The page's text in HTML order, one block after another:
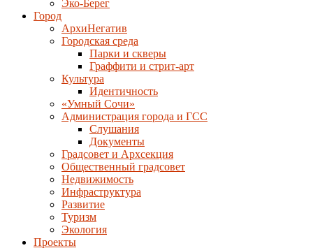
Эко-Берег
Город
АрхиНегатив
Городская среда
Парки и скверы
Граффити и стрит-арт
Культура
Идентичность
«Умный Сочи»
Администрация города и ГСС
Слушания
Документы
Градсовет и Архсекция
Общественный градсовет
Недвижимость
Инфраструктура
Развитие
Туризм
Экология
Проекты